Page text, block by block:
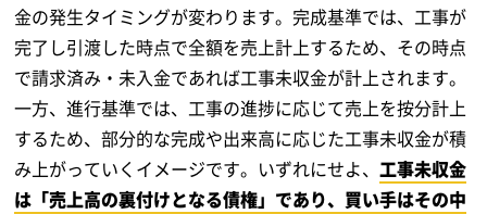
金の発生タイミングが変わります。完成基準では、工事が
完了し引渡した時点で全額を売上計上するため、その時点
で請求済み・未入金であれば工事未収金が計上されます。
一方、進行基準では、工事の進捗に応じて売上を按分計上
するため、部分的な完成や出来高に応じた工事未収金が積
み上がっていくイメージです。いずれにせよ、工事未収金
は「売上高の裏付けとなる債権」であり、買い手はその中